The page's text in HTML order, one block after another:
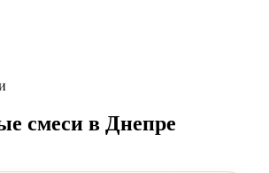
смеси в Днепре